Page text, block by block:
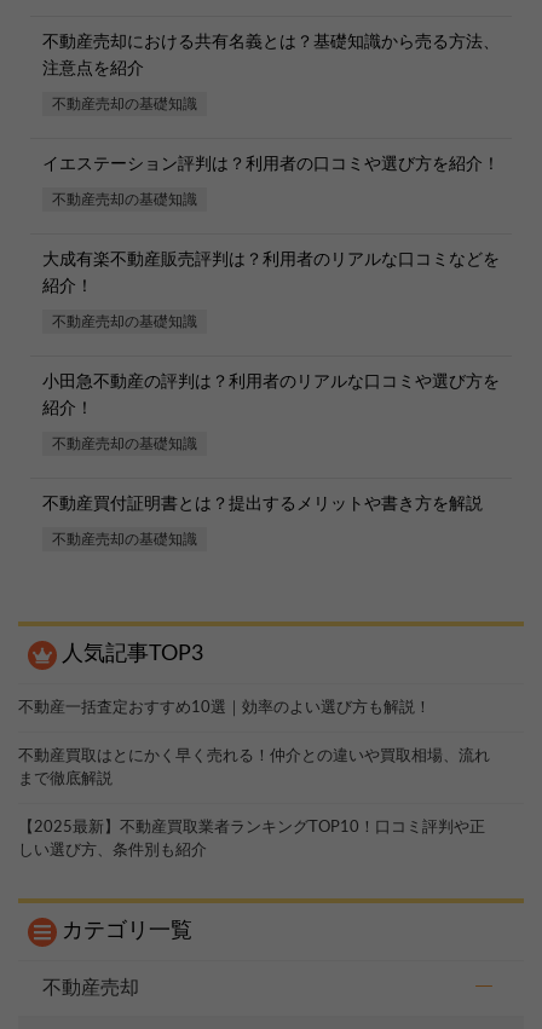
不動産売却における共有名義とは？基礎知識から売る方法、
注意点を紹介
不動産売却の基礎知識
イエステーション評判は？利用者の口コミや選び方を紹介！
不動産売却の基礎知識
大成有楽不動産販売評判は？利用者のリアルな口コミなどを
紹介！
不動産売却の基礎知識
小田急不動産の評判は？利用者のリアルな口コミや選び方を
紹介！
不動産売却の基礎知識
不動産買付証明書とは？提出するメリットや書き方を解説
不動産売却の基礎知識
人気記事TOP3
不動産一括査定おすすめ10選｜効率のよい選び方も解説！
不動産買取はとにかく早く売れる！仲介との違いや買取相場、流れ
まで徹底解説
【2025最新】不動産買取業者ランキングTOP10！口コミ評判や正
しい選び方、条件別も紹介
カテゴリ一覧
不動産売却決めている